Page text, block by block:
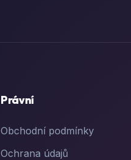
Právní
Obchodní podmínky
Ochrana údajů